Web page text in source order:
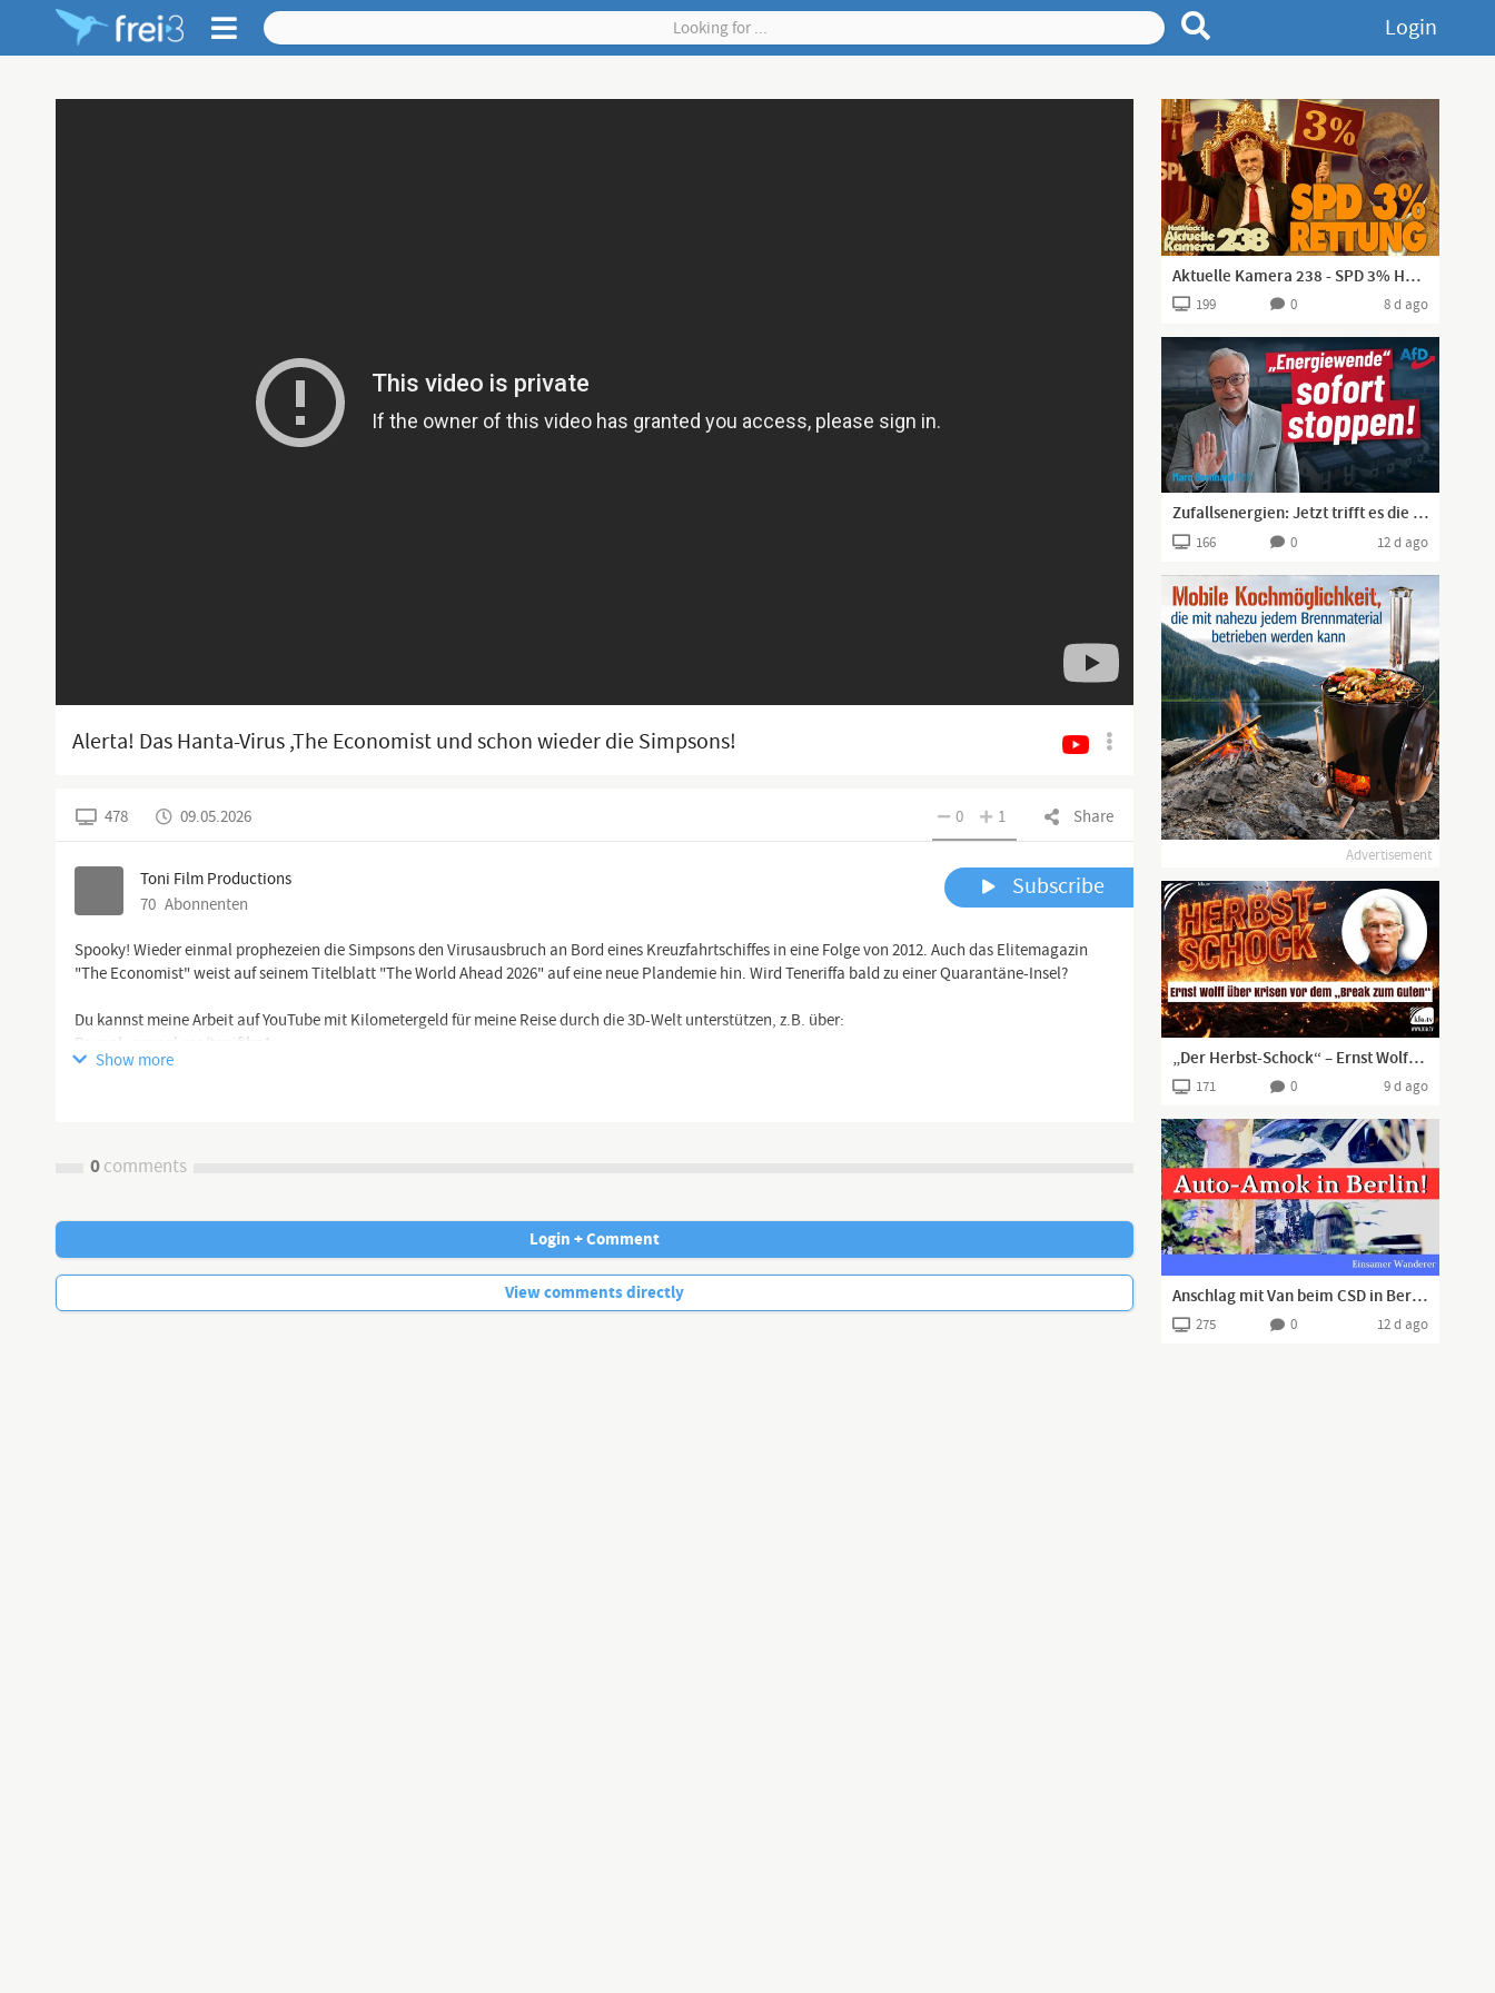
Login
Alerta! Das Hanta-Virus ,The Economist und schon wieder die Simpsons!
Share
0 1
478 09.05.2026
Toni Film Productions
70 Abonnenten
Subscribe
Spooky! Wieder einmal prophezeien die Simpsons den Virusausbruch an Bord eines Kreuzfahrtschiffes in eine Folge von 2012. Auch das Elitemagazin
"The Economist" weist auf seinem Titelblatt "The World Ahead 2026" auf eine neue Plandemie hin. Wird Teneriffa bald zu einer Quarantäne-Insel?
Du kannst meine Arbeit auf YouTube mit Kilometergeld für meine Reise durch die 3D-Welt unterstützen, z.B. über:
Paypal: paypal.me/tonifilm1
Zahlungsgrund: Deine Message an mich
Show more
Aktuelle Kamera 238 - SPD 3% Hürden-Rettung!
199 0 8 d ago
Zufallsenergien: Jetzt trifft es die Mittelschicht mit Solaranlage
166 0 12 d ago
Advertisement
„Der Herbst-Schock“ – Ernst Wolff über verschärfte Krisen und den „Break zum Guten“
171 0 9 d ago
Anschlag mit Van beim CSD in Berlin! Eine Tote, 16 Verletzte
275 0 12 d ago
0comments
No more comments.
Login + Comment
View comments directly